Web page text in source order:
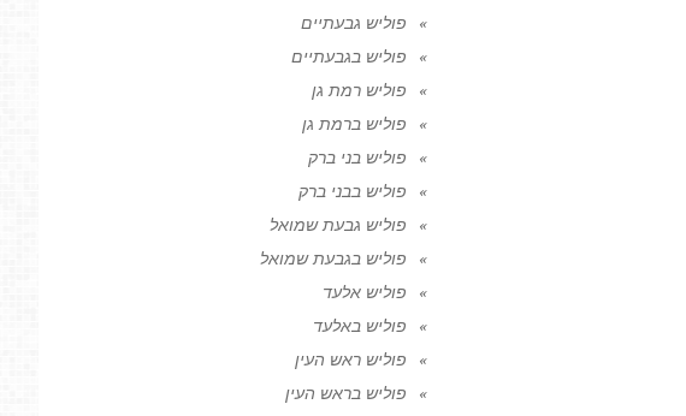
פוליש גבעתיים
פוליש בגבעתיים
פוליש רמת גן
פוליש ברמת גן
פוליש בני ברק
פוליש בבני ברק
פוליש גבעת שמואל
פוליש בגבעת שמואל
פוליש אלעד
פוליש באלעד
פוליש ראש העין
פוליש בראש העין